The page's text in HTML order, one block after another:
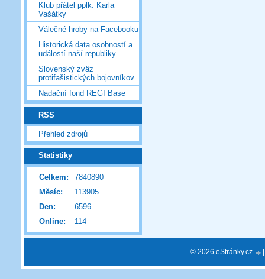
Klub přátel pplk. Karla
Vašátky
Válečné hroby na Facebooku
Historická data osobností a
událostí naší republiky
Slovenský zväz
protifašistických bojovníkov
Nadační fond REGI Base
RSS
Přehled zdrojů
Statistiky
Online: 114
Celkem:
7840890
Měsíc:
113905
Den:
6596
© 2026 eStránky.cz